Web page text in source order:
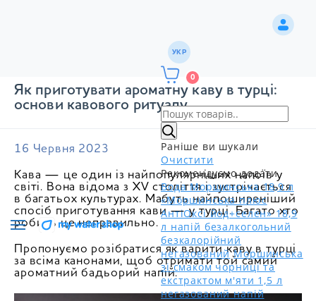
УКР
0
Раніше ви шукали
Очистити
Рекомендуємо додати
Вода Моршинська 18,9 л
«Моршинська плюс
АнтіОксі йод+селен» 18,9
л напій безалкогольний
безкалорійний
негазований Моршинська
зі смаком чорниці та
екстрактом м'яти 1,5 л
негазований напій
Як приготувати ароматну каву в турці:
основи кавового ритуалу
16 Червня 2023
Кава — це один із найпопулярніших напоїв у
світі. Вона відома з XV століття і зустрічається
в багатьох культурах. Мабуть найпоширеніший
спосіб приготування кави — у турці. Багато хто
робить це неправильно.
Пропонуємо розібратися як варити каву в турці
за всіма канонами, щоб отримати той самий
ароматний бадьорий напій.